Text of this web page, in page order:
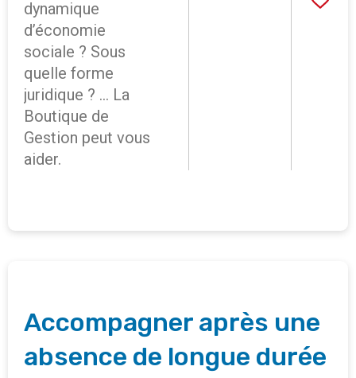
dynamique
d’économie
sociale ? Sous
quelle forme
juridique ? ... La
Boutique de
Gestion peut vous
aider.
Accompagner après une
absence de longue durée